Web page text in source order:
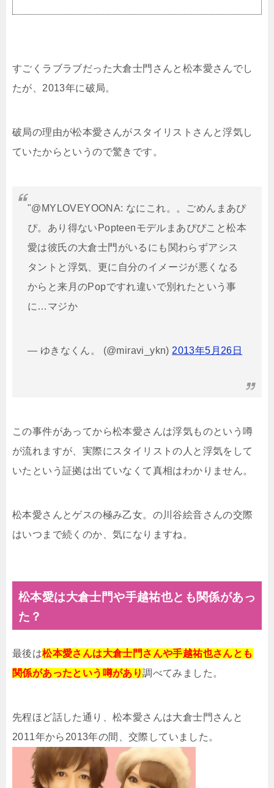
すごくラブラブだった大倉士門さんと松本愛さんでし
たが、2013年に破局。
破局の理由が松本愛さんがスタイリストさんと浮気し
ていたからというので驚きです。
"@MYLOVEYOONA: なにこれ。。ごめんまあぴ
ぴ。あり得ないPopteenモデルまあぴぴこと松本
愛は彼氏の大倉士門がいるにも関わらずアシス
タントと浮気、更に自分のイメージが悪くなる
からと来月のPopですれ違いで別れたという事
に…マジか
— ゆきなくん。 (@miravi_ykn) 2013年5月26日
この事件があってから松本愛さんは浮気ものという噂
が流れますが、実際にスタイリストの人と浮気をして
いたという証拠は出ていなくて真相はわかりません。
松本愛さんとゲスの極み乙女。の川谷絵音さんの交際
はいつまで続くのか、気になりますね。
松本愛は大倉士門や手越祐也とも関係があっ
た？
最後は松本愛さんは大倉士門さんや手越祐也さんとも
関係があったという噂があり調べてみました。
先程ほど話した通り、松本愛さんは大倉士門さんと
2011年から2013年の間、交際していました。